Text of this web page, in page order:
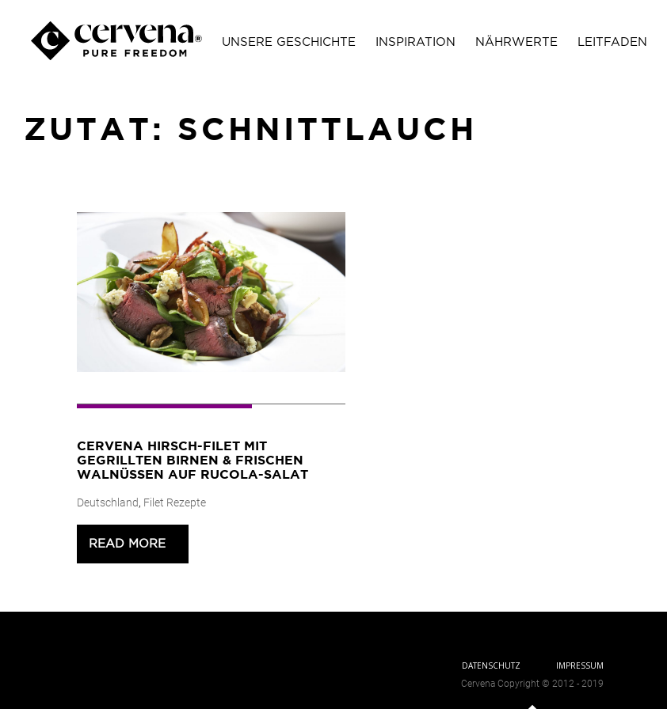
UNSERE GESCHICHTE INSPIRATION NÄHRWERTE LEITFADEN
ZUTAT: SCHNITTLAUCH
CERVENA HIRSCH-FILET MIT
GEGRILLTEN BIRNEN & FRISCHEN
WALNÜSSEN AUF RUCOLA-SALAT
Deutschland, Filet Rezepte
READ MORE
DATENSCHUTZ
IMPRESSUM
Cervena Copyright © 2012 - 2019